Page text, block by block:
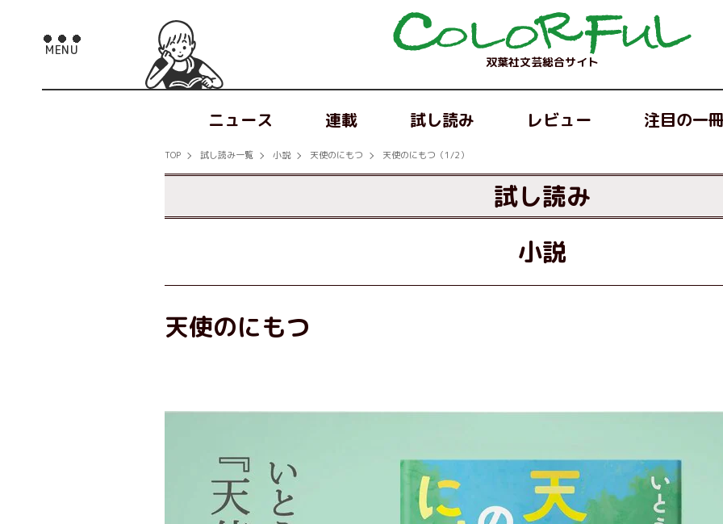
双葉社文芸総合サイト
ニュース 連載 試し読み レビュー 注目の一冊
TOP 試し読み一覧 小説 天使のにもつ 天使のにもつ（1/2）
試し読み
小説
天使のにもつ